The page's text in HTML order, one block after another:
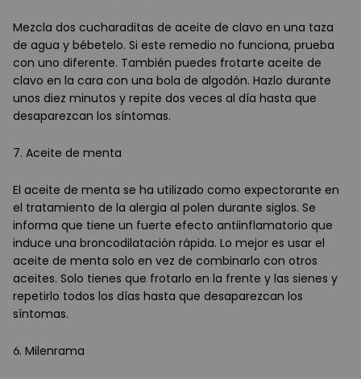
Mezcla dos cucharaditas de aceite de clavo en una taza
de agua y bébetelo. Si este remedio no funciona, prueba
con uno diferente. También puedes frotarte aceite de
clavo en la cara con una bola de algodón. Hazlo durante
unos diez minutos y repite dos veces al día hasta que
desaparezcan los síntomas.
7. Aceite de menta
El aceite de menta se ha utilizado como expectorante en
el tratamiento de la alergia al polen durante siglos. Se
informa que tiene un fuerte efecto antiinflamatorio que
induce una broncodilatación rápida. Lo mejor es usar el
aceite de menta solo en vez de combinarlo con otros
aceites. Solo tienes que frotarlo en la frente y las sienes y
repetirlo todos los días hasta que desaparezcan los
síntomas.
6. Milenrama